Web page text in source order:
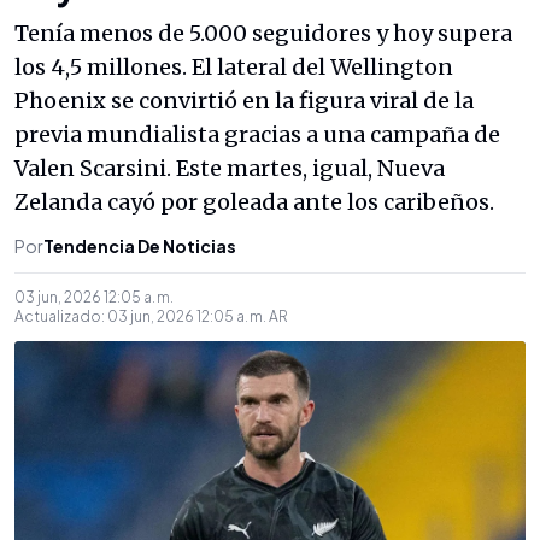
Tenía menos de 5.000 seguidores y hoy supera
los 4,5 millones. El lateral del Wellington
Phoenix se convirtió en la figura viral de la
previa mundialista gracias a una campaña de
Valen Scarsini. Este martes, igual, Nueva
Zelanda cayó por goleada ante los caribeños.
PorTendencia De Noticias
03 jun, 2026 12:05 a. m.
Actualizado: 03 jun, 2026 12:05 a. m. AR